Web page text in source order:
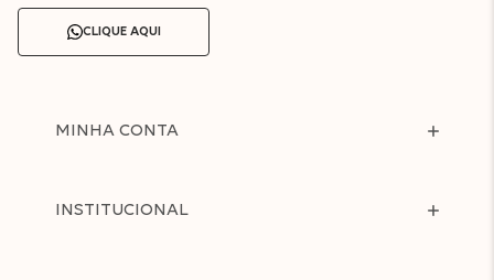
CLIQUE AQUI
MINHA CONTA
INSTITUCIONAL